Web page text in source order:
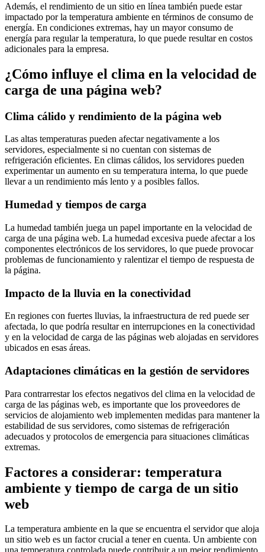
Además, el rendimiento de un sitio en línea también puede estar
impactado por la temperatura ambiente en términos de consumo de
energía. En condiciones extremas, hay un mayor consumo de
energía para regular la temperatura, lo que puede resultar en costos
adicionales para la empresa.
¿Cómo influye el clima en la velocidad de
carga de una página web?
Clima cálido y rendimiento de la página web
Las altas temperaturas pueden afectar negativamente a los
servidores, especialmente si no cuentan con sistemas de
refrigeración eficientes. En climas cálidos, los servidores pueden
experimentar un aumento en su temperatura interna, lo que puede
llevar a un rendimiento más lento y a posibles fallos.
Humedad y tiempos de carga
La humedad también juega un papel importante en la velocidad de
carga de una página web. La humedad excesiva puede afectar a los
componentes electrónicos de los servidores, lo que puede provocar
problemas de funcionamiento y ralentizar el tiempo de respuesta de
la página.
Impacto de la lluvia en la conectividad
En regiones con fuertes lluvias, la infraestructura de red puede ser
afectada, lo que podría resultar en interrupciones en la conectividad
y en la velocidad de carga de las páginas web alojadas en servidores
ubicados en esas áreas.
Adaptaciones climáticas en la gestión de servidores
Para contrarrestar los efectos negativos del clima en la velocidad de
carga de las páginas web, es importante que los proveedores de
servicios de alojamiento web implementen medidas para mantener la
estabilidad de sus servidores, como sistemas de refrigeración
adecuados y protocolos de emergencia para situaciones climáticas
extremas.
Factores a considerar: temperatura
ambiente y tiempo de carga de un sitio
web
La temperatura ambiente en la que se encuentra el servidor que aloja
un sitio web es un factor crucial a tener en cuenta. Un ambiente con